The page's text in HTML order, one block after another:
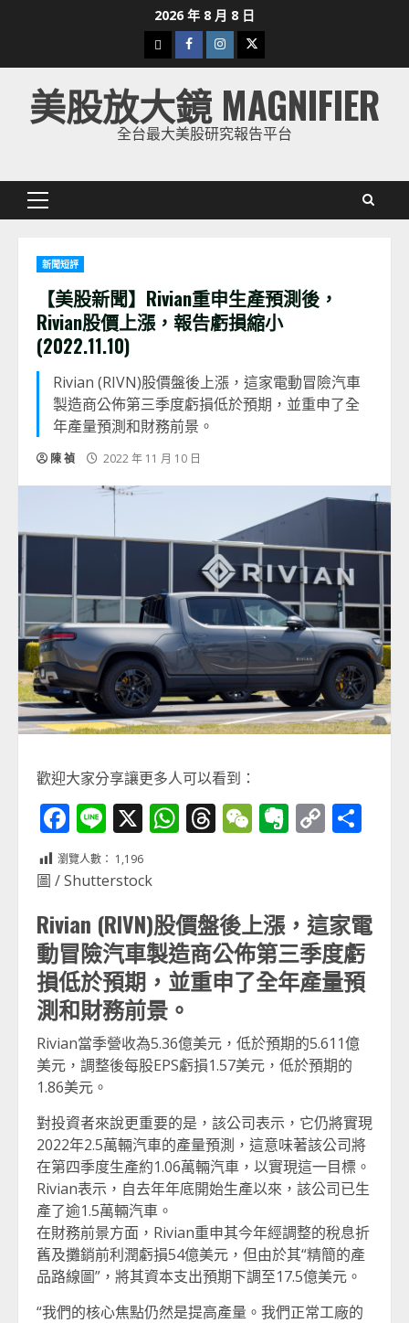
2026 年 8 月 8 日
下
載
美
股
Facebook
Instagram
Twitter
美股放大鏡 MAGNIFIER
全台最大美股研究報告平台
Primary
新聞短評
【美股新聞】Rivian重申生產預測後，
Rivian股價上漲，報告虧損縮小
(2022.11.10)
Rivian (RIVN)股價盤後上漲，這家電動冒險汽車
製造商公佈第三季度虧損低於預期，並重申了全
年產量預測和財務前景。
陳 禎 2022 年 11 月 10 日
歡迎大家分享讓更多人可以看到：
Facebook
Line
X WhatsApp
Threads
WeChat
Evernote
Copy
瀏覽人數： 1,196
圖 / Shutterstock
Rivian (RIVN)股價盤後上漲，這家電
動冒險汽車製造商公佈第三季度虧
損低於預期，並重申了全年產量預
測和財務前景。
Rivian當季營收為5.36億美元，低於預期的5.611億
美元，調整後每股EPS虧損1.57美元，低於預期的
1.86美元。
對投資者來說更重要的是，該公司表示，它仍將實現
2022年2.5萬輛汽車的產量預測，這意味著該公司將
在第四季度生產約1.06萬輛汽車，以實現這一目標。
Rivian表示，自去年年底開始生產以來，該公司已生
產了逾1.5萬輛汽車。
在財務前景方面，Rivian重申其今年經調整的稅息折
舊及攤銷前利潤虧損54億美元，但由於其“精簡的產
品路線圖”，將其資本支出預期下調至17.5億美元。
“我們的核心焦點仍然是提高產量。我們正常工廠的